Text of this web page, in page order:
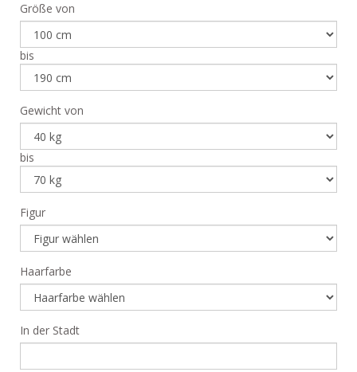
Größe von
bis
Gewicht von
bis
Figur
Haarfarbe
In der Stadt